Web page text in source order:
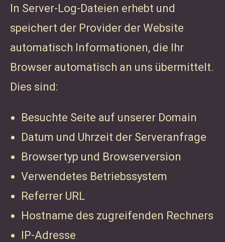
In Server-Log-Dateien erhebt und
speichert der Provider der Website
automatisch Informationen, die Ihr
Browser automatisch an uns übermittelt.
Dies sind:
Besuchte Seite auf unserer Domain
Datum und Uhrzeit der Serveranfrage
Browsertyp und Browserversion
Verwendetes Betriebssystem
Referrer URL
Hostname des zugreifenden Rechners
IP-Adresse